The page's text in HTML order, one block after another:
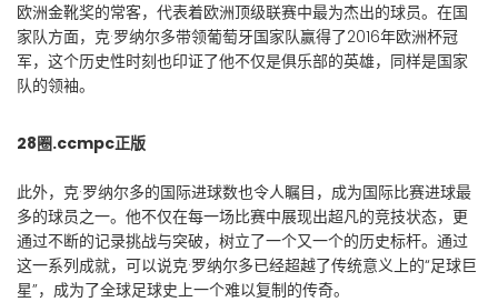
欧洲金靴奖的常客，代表着欧洲顶级联赛中最为杰出的球员。在国
家队方面，克·罗纳尔多带领葡萄牙国家队赢得了2016年欧洲杯冠
军，这个历史性时刻也印证了他不仅是俱乐部的英雄，同样是国家
队的领袖。
28圈.ccmpc正版
此外，克·罗纳尔多的国际进球数也令人瞩目，成为国际比赛进球最
多的球员之一。他不仅在每一场比赛中展现出超凡的竞技状态，更
通过不断的记录挑战与突破，树立了一个又一个的历史标杆。通过
这一系列成就，可以说克·罗纳尔多已经超越了传统意义上的“足球巨
星”，成为了全球足球史上一个难以复制的传奇。